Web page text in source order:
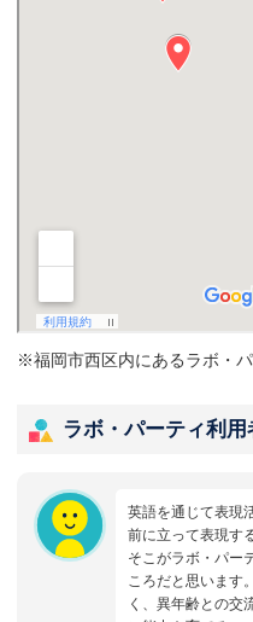
※福岡市西区内にあるラボ・
ラボ・パーティ利用
英語を通じて表現
前に立って表現す
そこがラボ・パー
ころだと思います
く、異年齢との交